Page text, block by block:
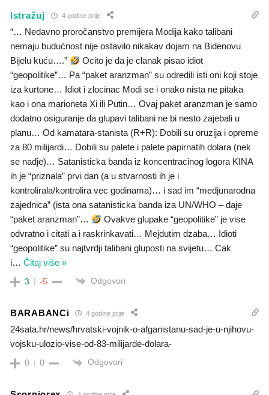
Istražuj 4 godine prije
“… Nedavno proročanstvo premijera Modija kako talibani
nemaju budućnost nije ostavilo nikakav dojam na Bidenovu
Bijelu kuću….”
Ocito je da je clanak pisao idiot
“geopolitike”… Pa “paket aranzman” su odredili isti oni koji stoje
iza kurtone… Idiot i zlocinac Modi se i onako nista ne pitaka
kao i ona marioneta Xi ili Putin… Ovaj paket aranzman je samo
dodatno osiguranje da glupavi talibani ne bi nesto zajebali u
planu… Od kamatara-stanista (R+R): Dobili su oruzija i opreme
za 80 milijardi… Dobili su palete i palete papirnatih dolara (nek
se nadje)… Satanisticka banda iz koncentracinog logora KINA
ih je “priznala” prvi dan (a u stvarnosti ih je i
kontrolirala/kontrolira vec godinama)… i sad im “medjunarodna
zajednica” (ista ona satanisticka banda iza UN/WHO – daje
“paket aranzman”…
Ovakve glupake “geopolitike” je vise
odvratno i citati a i raskrinkavati… Mejdutim dzaba… Idioti
“geopolitike” su najtvrdji talibani gluposti na svijetu… Cak
i… Čitaj više »
3 -5 Odgovori
BARABANCi 4 godine prije
24sata.hr/news/hrvatski-vojnik-o-afganistanu-sad-je-u-njihovu-
vojsku-ulozio-vise-od-83-milijarde-dolara-
0 0 Odgovori